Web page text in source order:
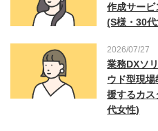
作成サー
(S様・30
2026/07/27
業務DXソ
ウド型現
援するカ
代女性)